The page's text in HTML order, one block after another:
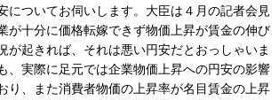
についてお伺いします。大臣は４月の記者会見
が十分に価格転嫁できず物価上昇が賃金の伸び
が起きれば、それは悪い円安だとおっしゃいま
、実際に足元では企業物価上昇への円安の影響
り、また消費者物価の上昇率が名目賃金の上昇